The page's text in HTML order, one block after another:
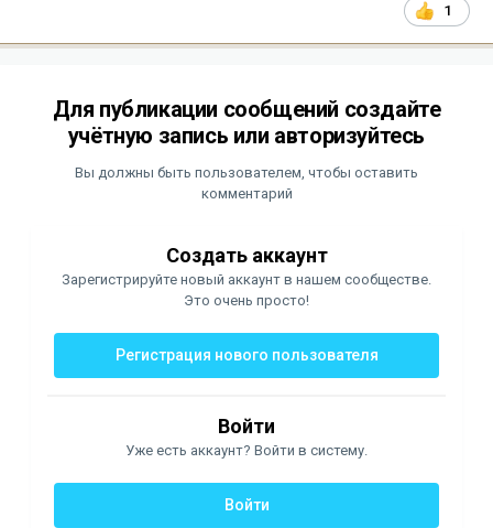
1
Для публикации сообщений создайте
учётную запись или авторизуйтесь
Вы должны быть пользователем, чтобы оставить
комментарий
Создать аккаунт
Зарегистрируйте новый аккаунт в нашем сообществе.
Это очень просто!
Регистрация нового пользователя
Войти
Уже есть аккаунт? Войти в систему.
Войти